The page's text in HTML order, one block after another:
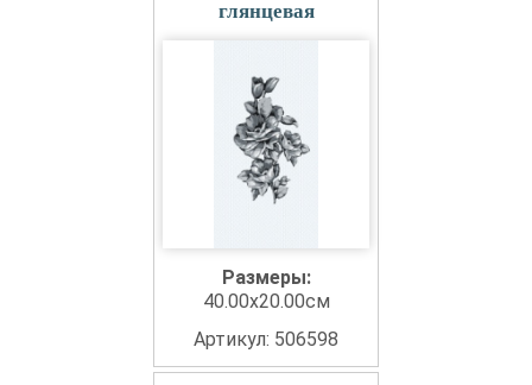
глянцевая
Размеры:
40.00x20.00см
Артикул: 506598